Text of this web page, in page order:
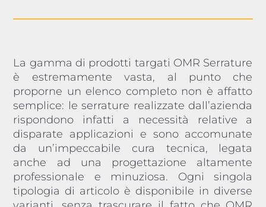
La gamma di prodotti targati OMR Serrature
è estremamente vasta, al punto che
proporne un elenco completo non è affatto
semplice: le serrature realizzate dall’azienda
rispondono infatti a necessità relative a
disparate applicazioni e sono accomunate
da un’impeccabile cura tecnica, legata
anche ad una progettazione altamente
professionale e minuziosa. Ogni singola
tipologia di articolo è disponibile in diverse